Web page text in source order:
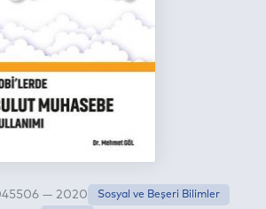
— 2020
Sosyal ve Beşeri Bilimler